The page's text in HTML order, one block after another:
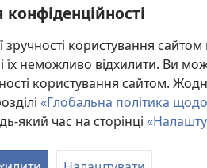
користування
їх неможливо відхилити. Ви
користування сайтом.
«Глобальна політика
який час на сторінці
Музика
Художнє читання
Tower Bible and Tract Society of